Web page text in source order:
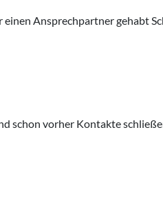
Ansprechpartner gehabt
schon vorher Kontakte